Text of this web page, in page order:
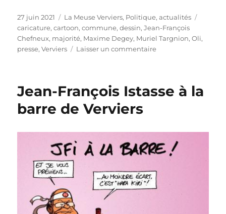
Publié
le
27 juin 2021 Catégories
La Meuse Verviers, Politique, actualités
caricature,cartoon,commune,dessin,Jean-François
Chefneux, majorité, Maxime Degey, Muriel Targnion,Oli,
presse,Verviers Laisser un commentairesur
majorité
Jean-François Istasse à la
barre de Verviers